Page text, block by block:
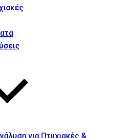
για Πτυχιακές &